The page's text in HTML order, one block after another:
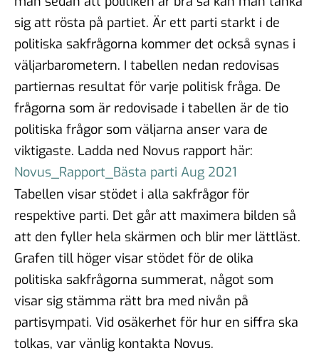
sig att rösta på partiet. Är ett parti starkt i de
politiska sakfrågorna kommer det också synas i
väljarbarometern. I tabellen nedan redovisas
partiernas resultat för varje politisk fråga. De
frågorna som är redovisade i tabellen är de tio
politiska frågor som väljarna anser vara de
viktigaste. Ladda ned Novus rapport här:
Novus_Rapport_Bästa parti Aug 2021
Tabellen visar stödet i alla sakfrågor för
respektive parti. Det går att maximera bilden så
att den fyller hela skärmen och blir mer lättläst.
Grafen till höger visar stödet för de olika
politiska sakfrågorna summerat, något som
visar sig stämma rätt bra med nivån på
partisympati. Vid osäkerhet för hur en siffra ska
tolkas, var vänlig kontakta Novus.